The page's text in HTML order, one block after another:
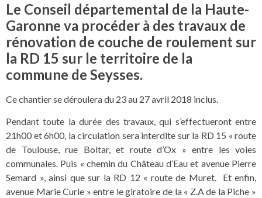
Le Conseil départemental de la Haute-
Garonne va procéder à des travaux de
rénovation de couche de roulement sur
la RD 15 sur le territoire de la
commune de Seysses.
Ce chantier se déroulera du 23 au 27 avril 2018 inclus.
Pendant toute la durée des travaux, qui s’effectueront entre
21h00 et 6h00, la circulation sera interdite sur la RD 15 « route
de Toulouse, rue Boltar, et route d’Ox » entre les voies
communales. Puis « chemin du Château d’Eau et avenue Pierre
Semard », ainsi que sur la RD 12 « route de Muret. Et enfin,
avenue Marie Curie » entre le giratoire de la « Z.A de la Piche »